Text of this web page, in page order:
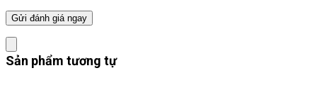
Sản phẩm tương tự